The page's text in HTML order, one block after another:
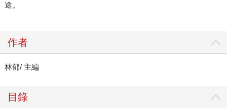
途。
作者
林郁/ 主編
目錄